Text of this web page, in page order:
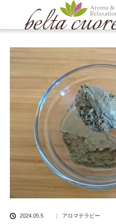
ブログ一覧 アロマテラピー
ロマ基材クレイについて１
2024.05.5 アロマテラピー